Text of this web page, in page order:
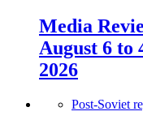
Media
August 6 to
2026
Post-Soviet